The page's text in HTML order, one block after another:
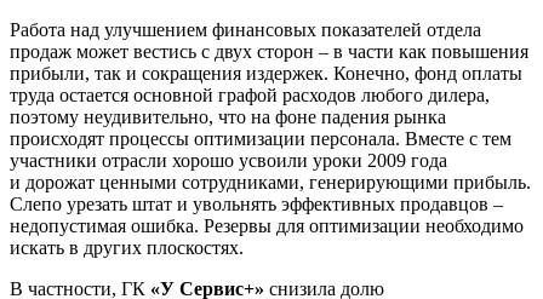
Работа над улучшением финансовых показателей отдела
продаж может вестись с двух сторон – в части как повышения
прибыли, так и сокращения издержек. Конечно, фонд оплаты
труда остается основной графой расходов любого дилера,
поэтому неудивительно, что на фоне падения рынка
происходят процессы оптимизации персонала. Вместе с тем
участники отрасли хорошо усвоили уроки 2009 года
и дорожат ценными сотрудниками, генерирующими прибыль.
Слепо урезать штат и увольнять эффективных продавцов –
недопустимая ошибка. Резервы для оптимизации необходимо
искать в других плоскостях.
В частности, ГК «У Сервис+» снизила долю